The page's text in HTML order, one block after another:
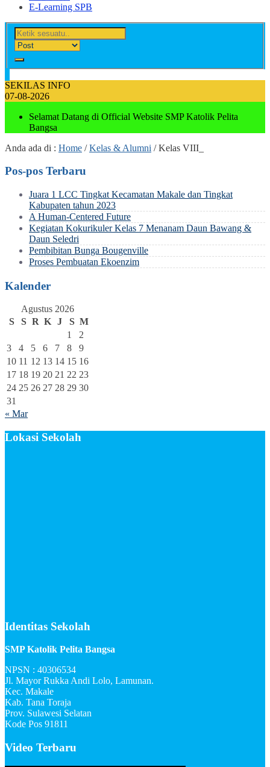
E-Learning SPB
SEKILAS INFO
07-08-2026
Selamat Datang di Official Website SMP Katolik Pelita
Bangsa
Anda ada di : Home /Kelas & Alumni /Kelas VIII_
Pos-pos Terbaru
Juara 1 LCC Tingkat Kecamatan Makale dan Tingkat
Kabupaten tahun 2023
A Human-Centered Future
Kegiatan Kokurikuler Kelas 7 Menanam Daun Bawang &
Daun Seledri
Pembibitan Bunga Bougenville
Proses Pembuatan Ekoenzim
Kalender
Agustus 2026
S
S R K J S M
1
2
3
4 5 6 7 8
9
10 11 12 13 14 15 16
17 18 19 20 21 22 23
24 25 26 27 28 29 30
31
« Mar
Lokasi Sekolah
Identitas Sekolah
SMP Katolik Pelita Bangsa
NPSN : 40306534
Jl. Mayor Rukka Andi Lolo, Lamunan.
Kec. Makale
Kab. Tana Toraja
Prov. Sulawesi Selatan
Kode Pos 91811
Video Terbaru